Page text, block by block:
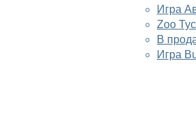
Игра
Zoo
В
Игра